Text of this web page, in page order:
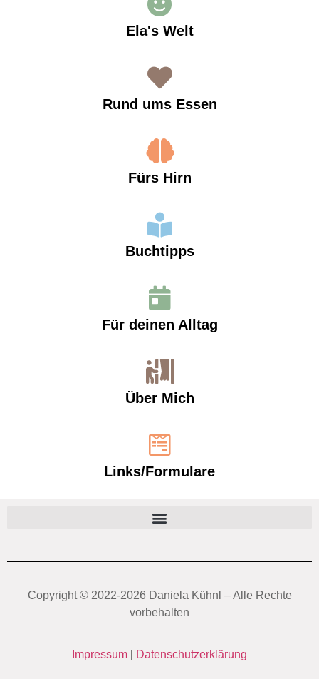
Ela's Welt
Rund ums Essen
Fürs Hirn
Buchtipps
Für deinen Alltag
Über Mich
Links/Formulare
Copyright ©️ 2022-2026 Daniela Kühnl – Alle Rechte
vorbehalten
Impressum Datenschutzerklärung